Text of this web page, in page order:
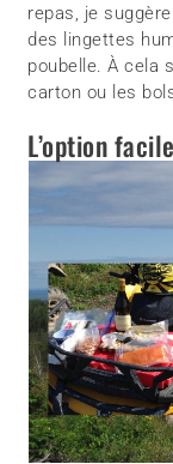
repas, je
des lingettes
poubelle. À cela
carton ou les
L’option